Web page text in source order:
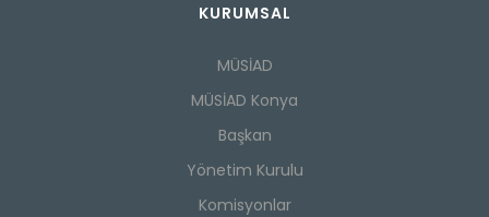
KURUMSAL
MÜSİAD
MÜSİAD Konya
Başkan
Yönetim Kurulu
Komisyonlar